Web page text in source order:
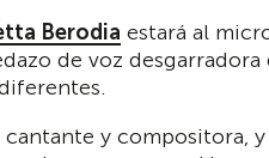
Berodia estará al
de voz
cantante y compositora,